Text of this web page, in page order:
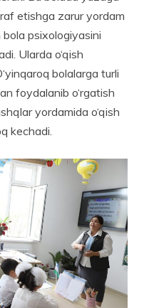
etishga zarur yordam
bola psixologiyasini
Ularda o‘qish
bolalarga turli
foydalanib o‘rgatish
yordamida o‘qish
kechadi.